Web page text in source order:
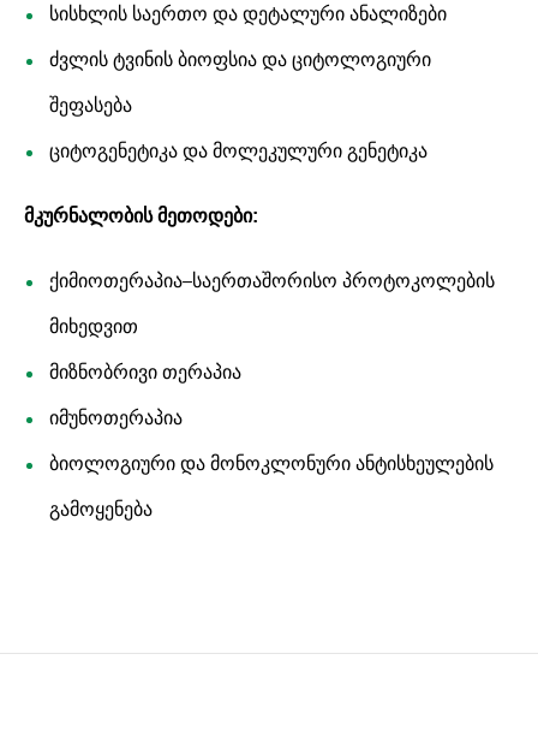
სისხლის საერთო და დეტალური ანალიზები
ძვლის ტვინის ბიოფსია და ციტოლოგიური
შეფასება
ციტოგენეტიკა და მოლეკულური გენეტიკა
მკურნალობის მეთოდები:
ქიმიოთერაპია–საერთაშორისო პროტოკოლების
მიხედვით
მიზნობრივი თერაპია
იმუნოთერაპია
ბიოლოგიური და მონოკლონური ანტისხეულების
გამოყენება